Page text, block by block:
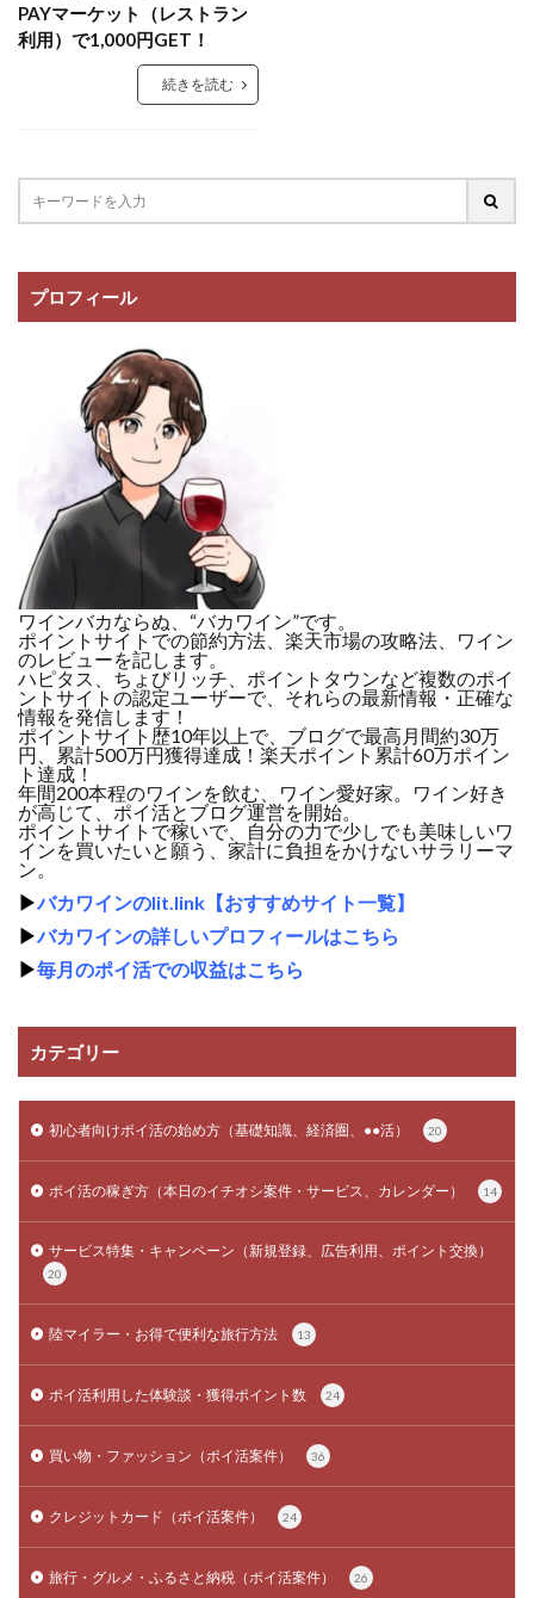
PAYマーケット（レストラン
利用）で1,000円GET！
続きを読む
プロフィール
ワインバカならぬ、“バカワイン”です。
ポイントサイトでの節約方法、楽天市場の攻略法、ワイン
のレビューを記します。
ハピタス、ちょびリッチ、ポイントタウンなど複数のポイ
ントサイトの認定ユーザーで、それらの最新情報・正確な
情報を発信します！
ポイントサイト歴10年以上で、ブログで最高月間約30万
円、累計500万円獲得達成！楽天ポイント累計60万ポイン
ト達成！
年間200本程のワインを飲む、ワイン愛好家。ワイン好き
が高じて、ポイ活とブログ運営を開始。
ポイントサイトで稼いで、自分の力で少しでも美味しいワ
インを買いたいと願う、家計に負担をかけないサラリーマ
ン。
▶バカワインのlit.link【おすすめサイト一覧】
▶バカワインの詳しいプロフィールはこちら
▶毎月のポイ活での収益はこちら
カテゴリー
初心者向けポイ活の始め方（基礎知識、経済圏、●●活） 20
ポイ活の稼ぎ方（本日のイチオシ案件・サービス、カレンダー） 14
サービス特集・キャンペーン（新規登録、広告利用、ポイント交換）
20
陸マイラー・お得で便利な旅行方法 13
ポイ活利用した体験談・獲得ポイント数 24
買い物・ファッション（ポイ活案件） 36
クレジットカード（ポイ活案件） 24
旅行・グルメ・ふるさと納税（ポイ活案件） 26